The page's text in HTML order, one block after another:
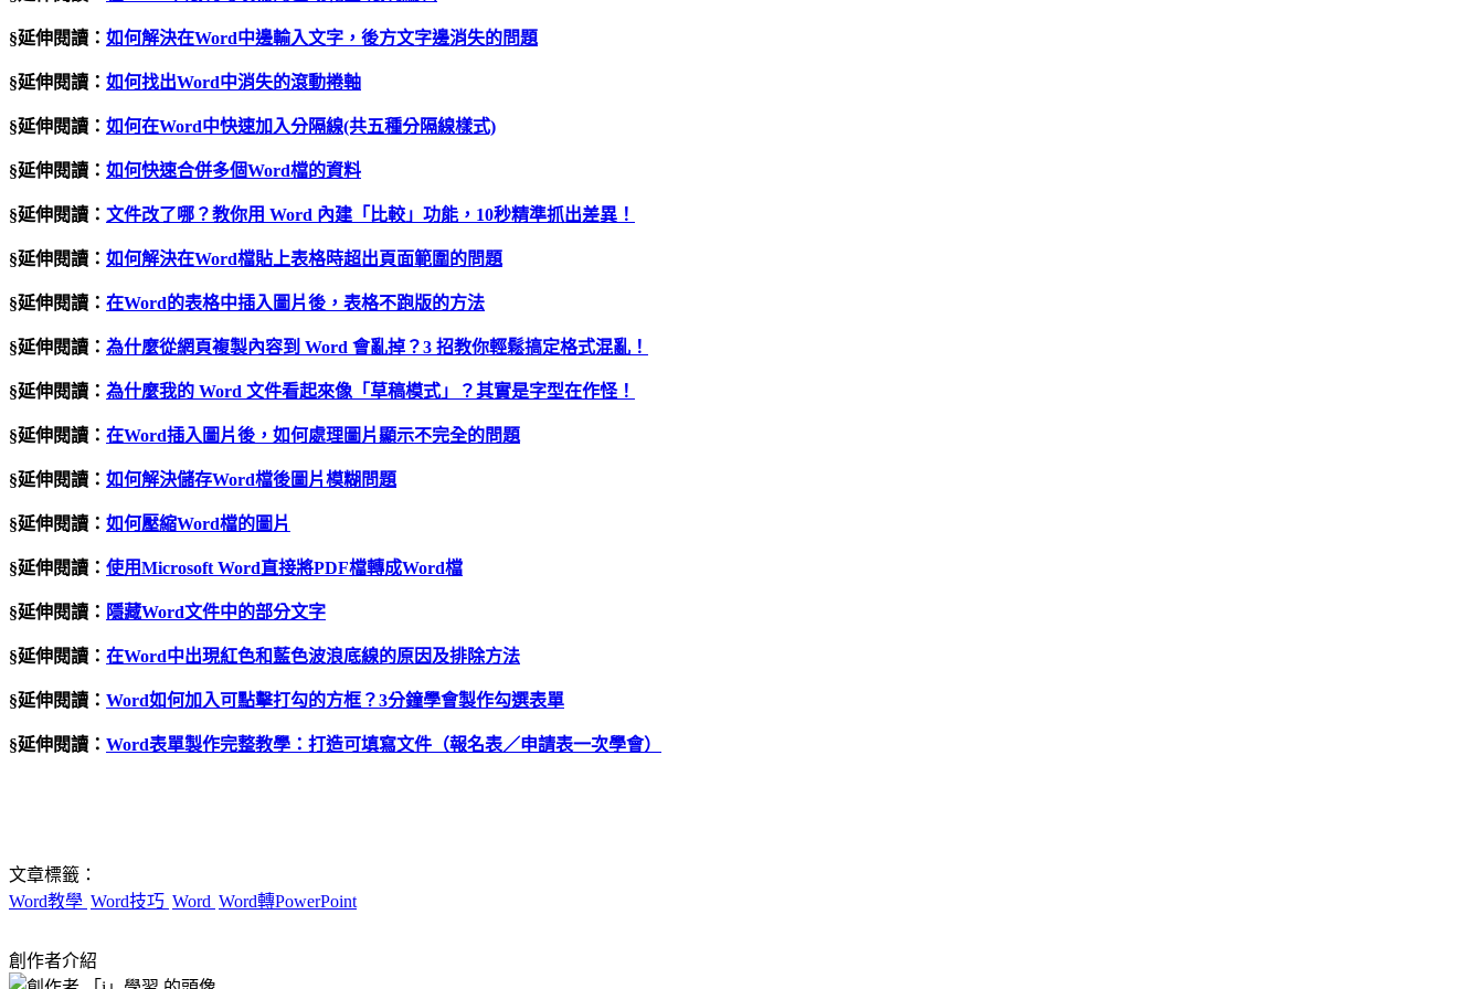
§延伸閱讀： 如何解決在Word中邊輸入文字，後方文字邊消失的問題
§延伸閱讀： 如何找出Word中消失的滾動捲軸
§延伸閱讀： 如何在Word中快速加入分隔線(共五種分隔線樣式)
§延伸閱讀： 如何快速合併多個Word檔的資料
§延伸閱讀： 文件改了哪？教你用 Word 內建「比較」功能，10秒精準抓出差異！
§延伸閱讀： 如何解決在Word檔貼上表格時超出頁面範圍的問題
§延伸閱讀： 在Word的表格中插入圖片後，表格不跑版的方法
§延伸閱讀： 為什麼從網頁複製內容到 Word 會亂掉？3 招教你輕鬆搞定格式混亂！
§延伸閱讀： 為什麼我的 Word 文件看起來像「草稿模式」？其實是字型在作怪！
§延伸閱讀： 在Word插入圖片後，如何處理圖片顯示不完全的問題
§延伸閱讀： 如何解決儲存Word檔後圖片模糊問題
§延伸閱讀： 如何壓縮Word檔的圖片
§延伸閱讀： 使用Microsoft Word直接將PDF檔轉成Word檔
§延伸閱讀： 隱藏Word文件中的部分文字
§延伸閱讀： 在Word中出現紅色和藍色波浪底線的原因及排除方法
§延伸閱讀： Word如何加入可點擊打勾的方框？3分鐘學會製作勾選表單
§延伸閱讀： Word表單製作完整教學：打造可填寫文件（報名表／申請表一次學會）
文章標籤：
Word教學 Word技巧 Word Word轉PowerPoint
創作者介紹